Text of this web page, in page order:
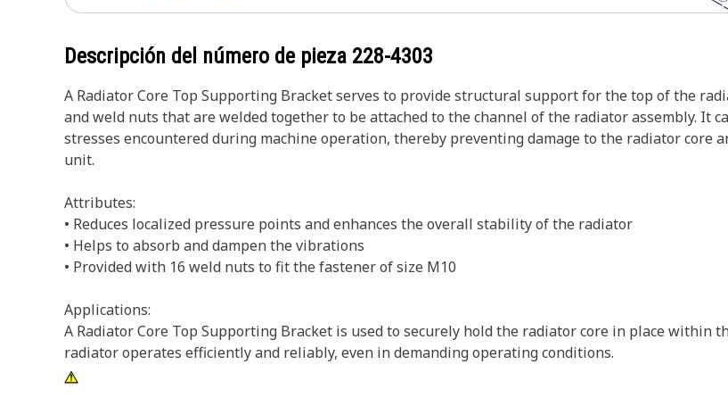
Descripción del número de pieza 228-4303
A Radiator Core Top Supporting Bracket serves to provide structural support for the top of the
and weld nuts that are welded together to be attached to the channel of the radiator assembly. It
stresses encountered during machine operation, thereby preventing damage to the radiator
unit.
Attributes:
• Reduces localized pressure points and enhances the overall stability of the radiator
• Helps to absorb and dampen the vibrations
• Provided with 16 weld nuts to fit the fastener of size M10
Applications:
A Radiator Core Top Supporting Bracket is used to securely hold the radiator core in place
radiator operates efficiently and reliably, even in demanding operating conditions.